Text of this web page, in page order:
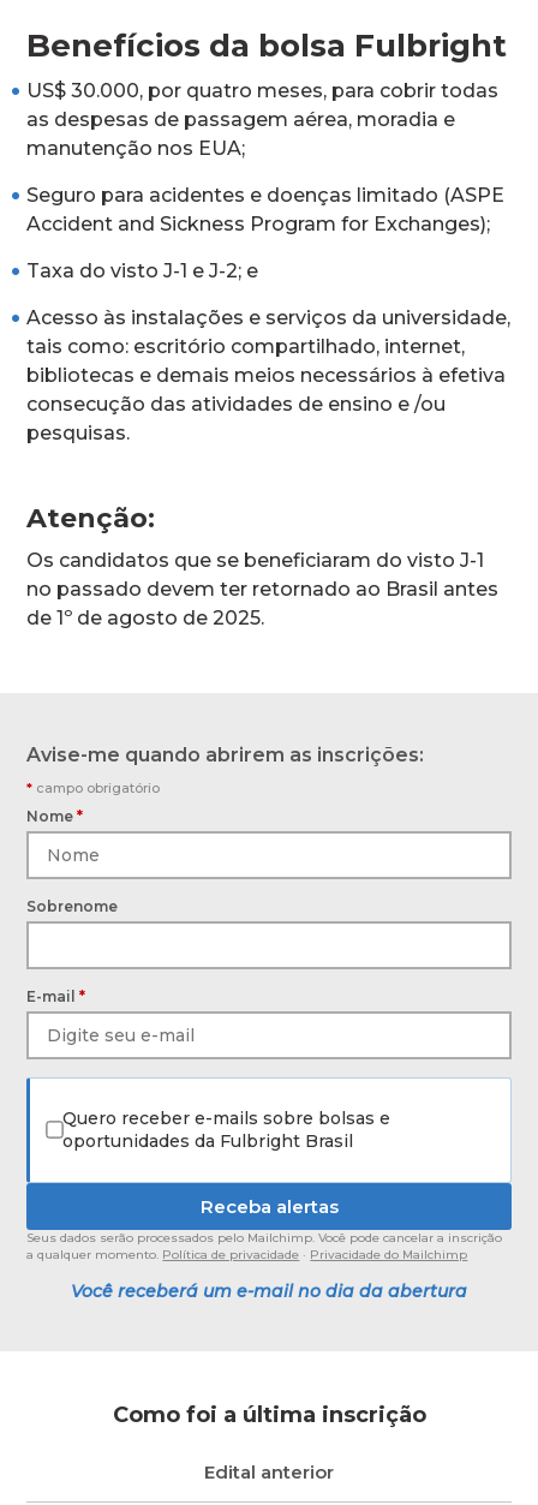
Benefícios da bolsa Fulbright
US$ 30.000, por quatro meses, para cobrir todas
as despesas de passagem aérea, moradia e
manutenção nos EUA;
Seguro para acidentes e doenças limitado (ASPE
Accident and Sickness Program for Exchanges);
Taxa do visto J-1 e J-2; e
Acesso às instalações e serviços da universidade,
tais como: escritório compartilhado, internet,
bibliotecas e demais meios necessários à efetiva
consecução das atividades de ensino e /ou
pesquisas.
Atenção:
Os candidatos que se beneficiaram do visto J-1
no passado devem ter retornado ao Brasil antes
de 1º de agosto de 2025.
Avise-me quando abrirem as inscrições:
* campo obrigatório
Nome*
Sobrenome
E-mail*
Quero receber e-mails sobre bolsas e
oportunidades da Fulbright Brasil
Seus dados serão processados pelo Mailchimp. Você pode cancelar a inscrição
a qualquer momento. Política de privacidade · Privacidade do Mailchimp
Você receberá um e-mail no dia da abertura
Como foi a última inscrição
Edital anterior